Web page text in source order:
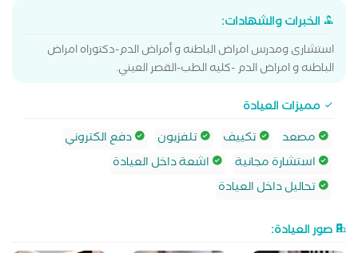
الخبرات والشهادات:
استشارى ومدرس امراض الباطنه و أمراض الدم-دكتوراه امراض
الباطنه و امراض الدم -كليه الطب-القصر العيني.
مميزات العيادة
مصعد
تكييف تلفزيون
دفع الكتروني
استشارة مجانية
اشعة داخل العيادة
تحاليل داخل العيادة
صور العيادة: